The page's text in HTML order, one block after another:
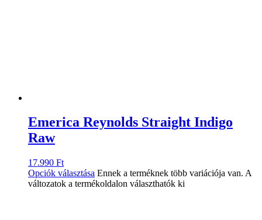
Emerica Reynolds Straight Indigo
Raw
17.990 Ft
Opciók választása Ennek a terméknek több variációja van. A
változatok a termékoldalon választhatók ki